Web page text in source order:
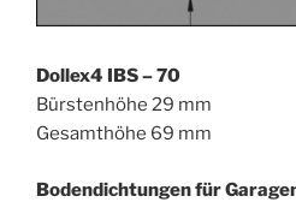
Dollex4 IBS – 70
Bürstenhöhe 29 mm
Gesamthöhe 69 mm
Bodendichtungen für